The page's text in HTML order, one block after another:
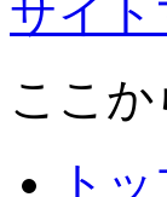
サイ
ここ
ト